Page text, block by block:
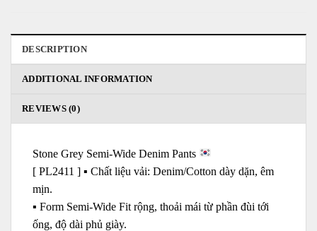
DESCRIPTION
ADDITIONAL INFORMATION
REVIEWS (0)
Stone Grey Semi-Wide Denim Pants
[ PL2411 ] ▪️ Chất liệu vải: Denim/Cotton dày dặn, êm
mịn.
▪️ Form Semi-Wide Fit rộng, thoải mái từ phần đùi tới
ống, độ dài phủ giày.